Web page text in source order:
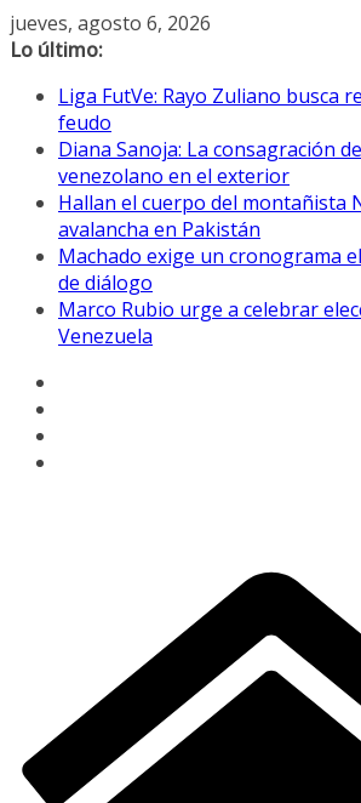
Saltar
al
jueves, agosto 6, 2026
Lo último:
Liga FutVe: Rayo Zuliano busca
feudo
Diana Sanoja: La consagración
venezolano en el exterior
Hallan el cuerpo del montañista
avalancha en Pakistán
Machado exige un cronograma
de diálogo
Marco Rubio urge a celebrar
Venezuela